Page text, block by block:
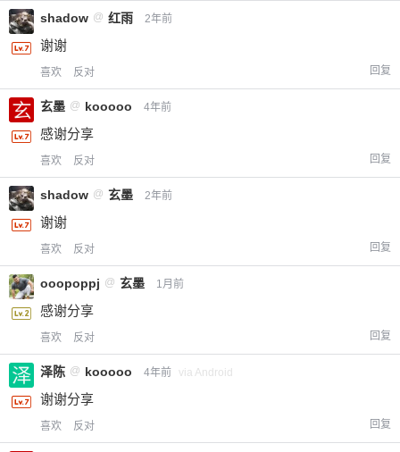
shadow @ 红雨 2年前
谢谢
喜欢 反对 回复
玄墨 @ kooooo 4年前
感谢分享
喜欢 反对 回复
shadow @ 玄墨 2年前
谢谢
喜欢 反对 回复
ooopoppj @ 玄墨 1月前
感谢分享
喜欢 反对 回复
泽陈 @ kooooo 4年前 via Android
谢谢分享
喜欢 反对 回复